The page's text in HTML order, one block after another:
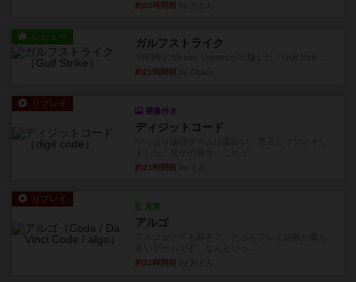
約20時間前
レビュー ガルフストライク
約21時間前
リプレイ
画像付き
ディジットコード
約21時間前
リプレイ
充実
アルゴ
約21時間前